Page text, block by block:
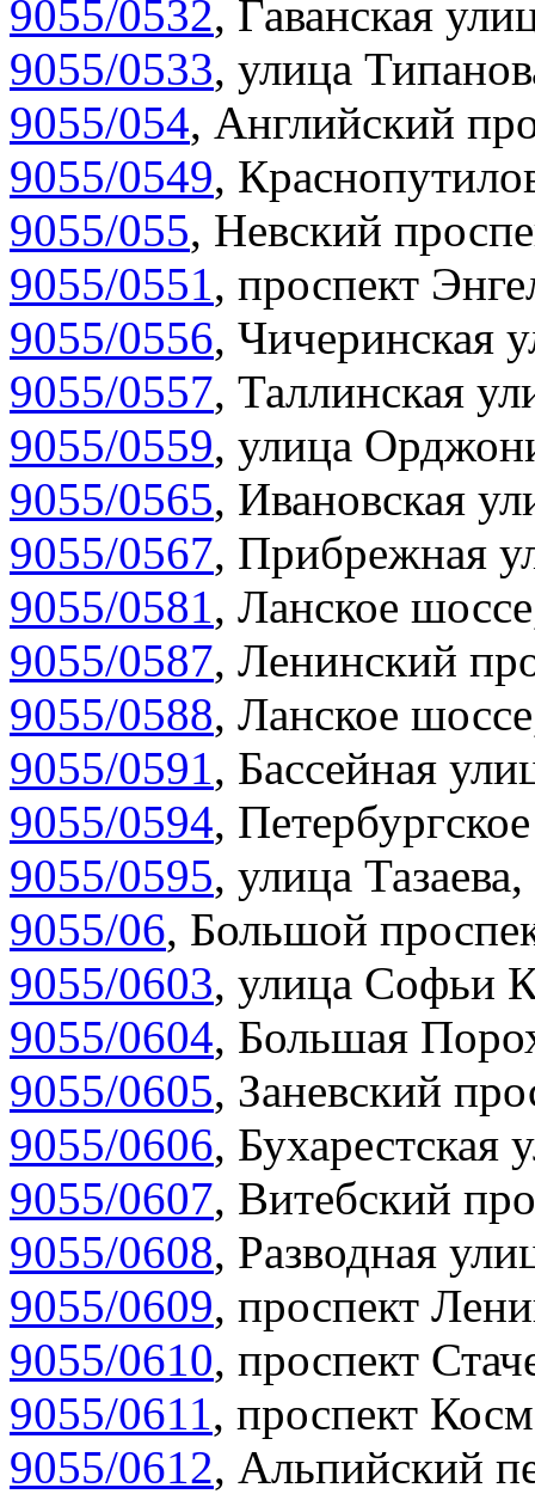
9055/0532, Гаванская
9055/0533, улица
9055/054, Английский
9055/0549,
9055/055, Невский
9055/0551, проспект
9055/0556, Чичеринская
9055/0557, Таллинская
9055/0559, улица
9055/0565, Ивановская
9055/0567, Прибрежная
9055/0581, Ланское
9055/0587, Ленинский
9055/0588, Ланское
9055/0591, Бассейная
9055/0594,
9055/0595, улица
9055/06, Большой
9055/0603, улица Софьи
9055/0604, Большая
9055/0605, Заневский
9055/0606, Бухарестская
9055/0607, Витебский
9055/0608, Разводная
9055/0609, проспект
9055/0610, проспект
9055/0611, проспект
9055/0612, Альпийский